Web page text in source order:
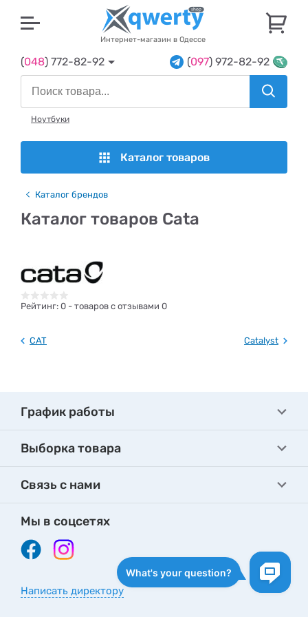
Интернет-магазин в Одессе
(048) 772-82-92 (097) 972-82-92
Ноутбуки
Каталог товаров
Каталог брендов
Каталог товаров Cata
Рейтинг: 0 - товаров с отзывами 0
CAT Catalyst
График работы
Выборка товара
Связь с нами
Мы в соцсетях
Написать директору